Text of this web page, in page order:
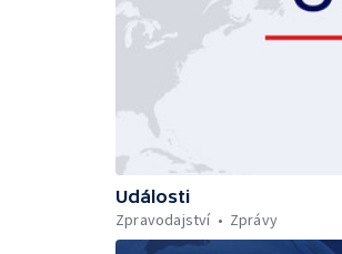
Události
Zpravodajství
Zprávy